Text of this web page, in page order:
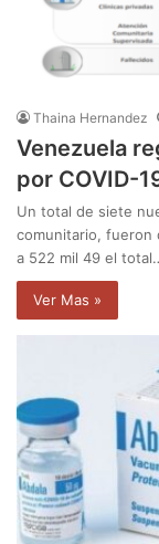
Thaina Hernandez
Venezuela
por COVID-
Un total de siete
comunitario, fueron
a 522 mil 49 el
Ver Mas »